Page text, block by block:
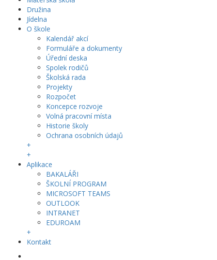
Družina
Jídelna
O škole
Kalendář akcí
Formuláře a dokumenty
Úřední deska
Spolek rodičů
Školská rada
Projekty
Rozpočet
Koncepce rozvoje
Volná pracovní místa
Historie školy
Ochrana osobních údajů
+
+
Aplikace
BAKALÁŘI
ŠKOLNÍ PROGRAM
MICROSOFT TEAMS
OUTLOOK
INTRANET
EDUROAM
+
Kontakt